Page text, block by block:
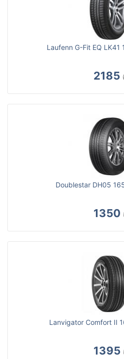
Laufenn G-Fit EQ LK41
2185
Doublestar DH05
1350
Lanvigator Comfort II
1395